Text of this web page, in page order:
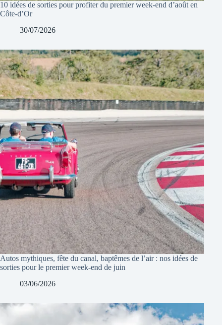
10 idées de sorties pour profiter du premier week-end d’août en
Côte-d’Or
30/07/2026
Autos mythiques, fête du canal, baptêmes de l’air : nos idées de
sorties pour le premier week-end de juin
03/06/2026